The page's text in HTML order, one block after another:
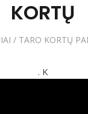
KORTŲ
/ TARO KORTŲ
. K